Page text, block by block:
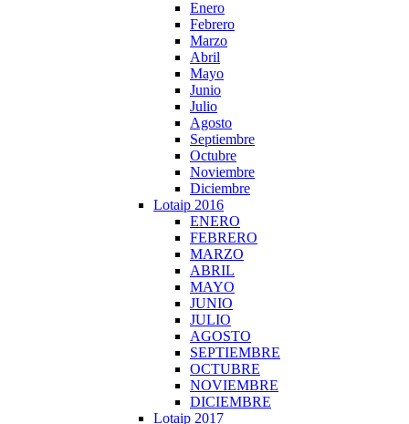
Enero
Febrero
Marzo
Abril
Mayo
Junio
Julio
Agosto
Septiembre
Octubre
Noviembre
Diciembre
Lotaip 2016
ENERO
FEBRERO
MARZO
ABRIL
MAYO
JUNIO
JULIO
AGOSTO
SEPTIEMBRE
OCTUBRE
NOVIEMBRE
DICIEMBRE
Lotaip 2017